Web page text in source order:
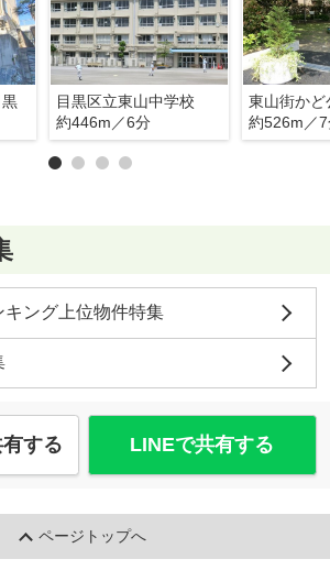
目黒区立東山中学校
約446m／6分
東山街かど
約526m／
キング上位物件特集
する LINEで共有する
ページトップへ